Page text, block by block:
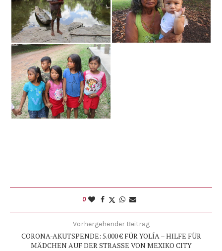
0
Vorhergehender Beitrag
CORONA-AKUTSPENDE: 5.000 € FÜR YOLÍA – HILFE FÜR
MÄDCHEN AUF DER STRASSE VON MEXIKO CITY